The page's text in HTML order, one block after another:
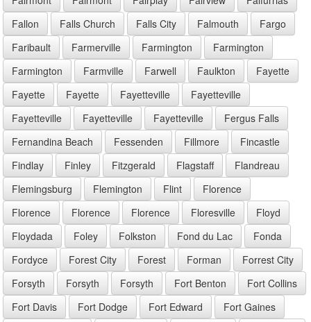
Fallon
Falls Church Falls City Falmouth
Fargo
Faribault
Farmerville Farmington
Farmington
Farmington
Farmville Farwell Faulkton
Fayette
Fayette
Fayette Fayetteville
Fayetteville
Fayetteville
Fayetteville Fayetteville
Fergus Falls
Fernandina Beach
Fessenden Fillmore
Fincastle
Findlay
Finley Fitzgerald Flagstaff
Flandreau
Flemingsburg
Flemington Flint
Florence
Florence
Florence Florence Floresville
Floyd
Floydada
Foley Folkston Fond du Lac
Fonda
Fordyce
Forest City Forest Forman
Forrest City
Forsyth
Forsyth Forsyth Fort Benton
Fort Collins
Fort Davis
Fort Dodge Fort Edward
Fort Gaines